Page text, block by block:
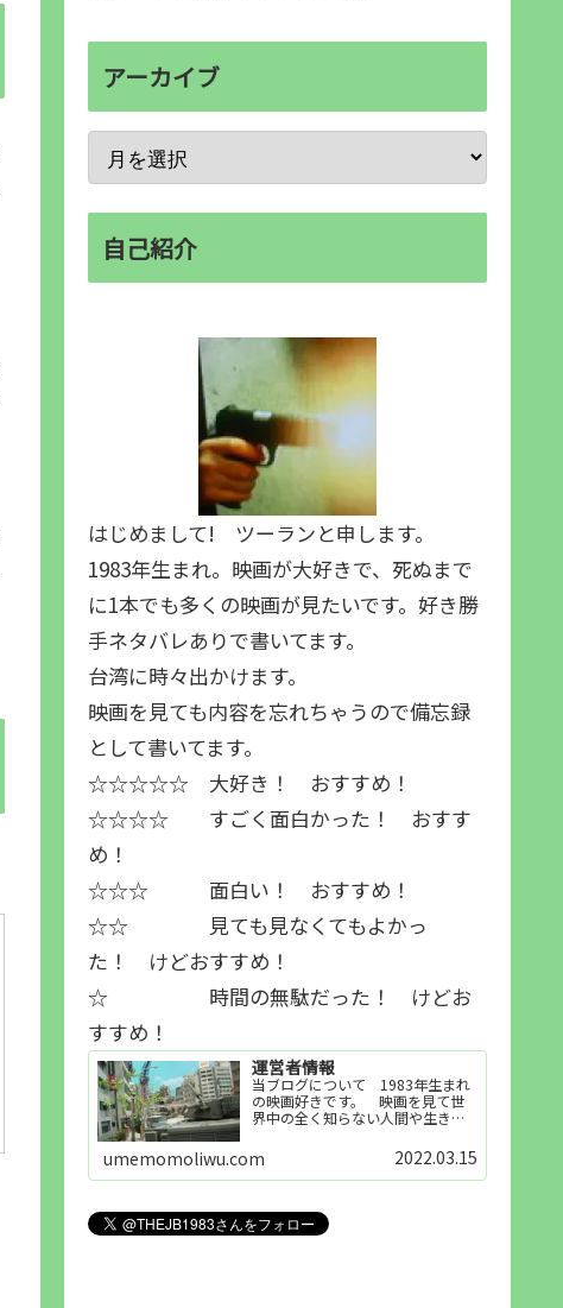
アーカイブ
自己紹介
はじめまして! ツーランと申します。
1983年生まれ。映画が大好きで、死ぬまで
に1本でも多くの映画が見たいです。好き勝
手ネタバレありで書いてます。
台湾に時々出かけます。
映画を見ても内容を忘れちゃうので備忘録
として書いてます。
☆☆☆☆☆ 大好き！ おすすめ！
☆☆☆☆ すごく面白かった！ おすす
め！
☆☆☆ 面白い！ おすすめ！
☆☆ 見ても見なくてもよかっ
た！ けどおすすめ！
☆ 時間の無駄だった！ けどお
すすめ！
運営者情報
当ブログについて 1983年生まれ
の映画好きです。 映画を見て世
界中の全く知らない人間や生き物
世界知らない世界に触れることが
好きで映画を見てます。「映画を
見られれば幸福度を高い」とわか
umemomoliwu.com 2022.03.15